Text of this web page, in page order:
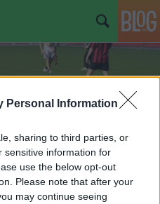
Personal Information
sharing to third parties, or
sensitive information for
use the below opt-out
Please note that after your
may continue seeing